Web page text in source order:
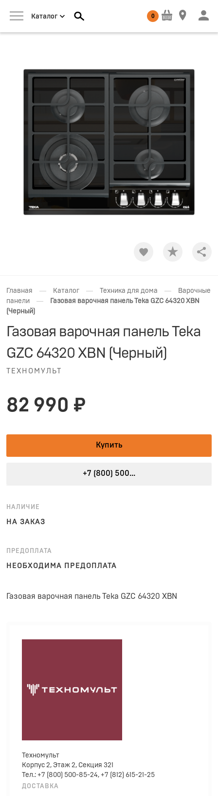
Каталог 0
Главная — Каталог — Техника для дома —
Варочные
панели
—
Газовая варочная панель Teka GZC 64320 XBN
(Черный)
Газовая варочная панель Teka
GZC 64320 XBN (Черный)
ТЕХНОМУЛЬТ
82 990 ₽
Купить
+7 (800) 500...
НАЛИЧИЕ
НА ЗАКАЗ
ПРЕДОПЛАТА
НЕОБХОДИМА ПРЕДОПЛАТА
Газовая варочная панель Teka GZC 64320 XBN
Техномульт
Корпус 2, Этаж 2, Секция 321
Тел.: +7 (800) 500-85-24, +7 (812) 615-21-25
ДОСТАВКА